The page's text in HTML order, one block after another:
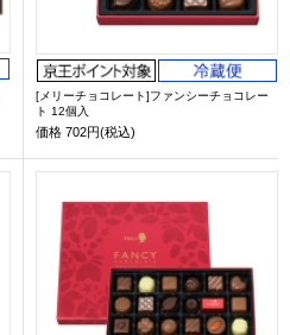
[メリーチョコレート]ファンシーチョコレー
ト 12個入
価格 702円(税込)